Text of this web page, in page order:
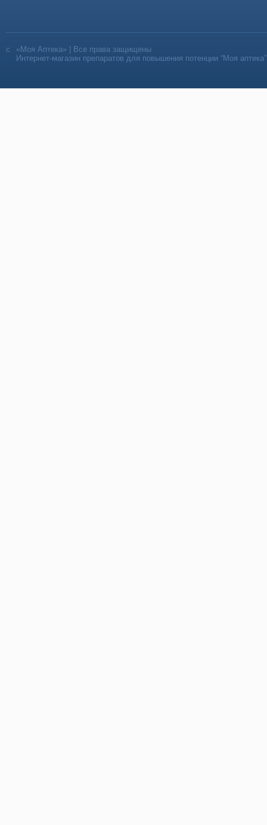
«Моя Аптека» | Все права защищены
Интернет-магазин препаратов для повышения потенции “Моя